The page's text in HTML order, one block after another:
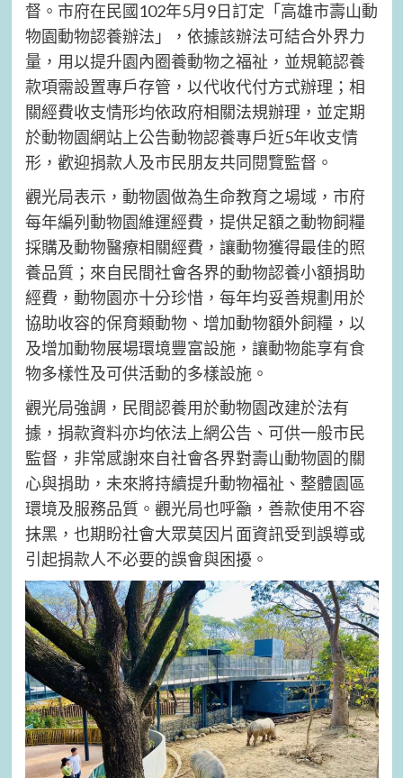
督。市府在民國102年5月9日訂定「高雄市壽山動
物園動物認養辦法」，依據該辦法可結合外界力
量，用以提升園內圈養動物之福祉，並規範認養
款項需設置專戶存管，以代收代付方式辦理；相
關經費收支情形均依政府相關法規辦理，並定期
於動物園網站上公告動物認養專戶近5年收支情
形，歡迎捐款人及市民朋友共同閱覽監督。
觀光局表示，動物園做為生命教育之場域，市府
每年編列動物園維運經費，提供足額之動物飼糧
採購及動物醫療相關經費，讓動物獲得最佳的照
養品質；來自民間社會各界的動物認養小額捐助
經費，動物園亦十分珍惜，每年均妥善規劃用於
協助收容的保育類動物、增加動物額外飼糧，以
及增加動物展場環境豐富設施，讓動物能享有食
物多樣性及可供活動的多樣設施。
觀光局強調，民間認養用於動物園改建於法有
據，捐款資料亦均依法上網公告、可供一般市民
監督，非常感謝來自社會各界對壽山動物園的關
心與捐助，未來將持續提升動物福祉、整體園區
環境及服務品質。觀光局也呼籲，善款使用不容
抹黑，也期盼社會大眾莫因片面資訊受到誤導或
引起捐款人不必要的誤會與困擾。